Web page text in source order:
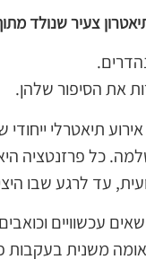
צעיר שנולד
את הסיפור שלהן.
תיאטרלי ייחודי
כל פרזנטציה
עד לרגע שבו
עכשוויים
משנית